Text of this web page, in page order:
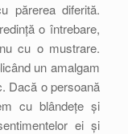
părerea diferită.
o întrebare,
cu o mustrare.
un amalgam
Dacă o persoană
cu blândețe și
ei și